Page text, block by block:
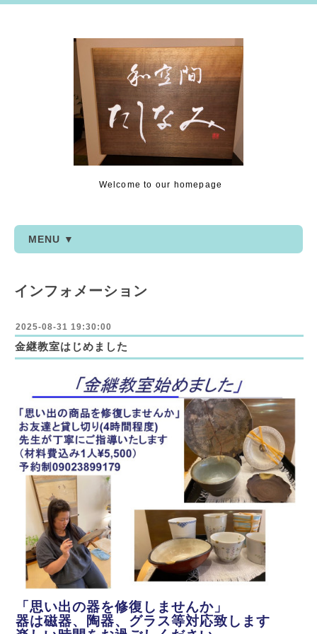
Welcome to our homepage
MENU ▼
インフォメーション
2025-08-31 19:30:00
金継教室はじめました
「思い出の器を修復しませんか 」
器は磁器、陶器、グラス等対応致します